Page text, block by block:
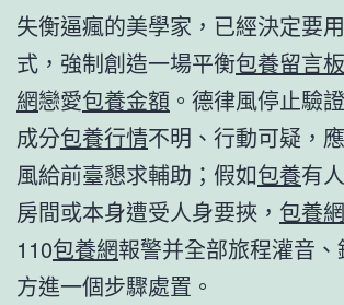
失衡逼瘋的美學家，已經決定要
式，強制創造一場平衡包養留言板
網戀愛包養金額 。德律風停止驗
成分包養行情不明、行動可疑，
風給前臺懇求輔助；假如包養有
房間或本身遭受人身要挾， 包養
110包養網報警并全部旅程灌音
方進一個步驟處置。